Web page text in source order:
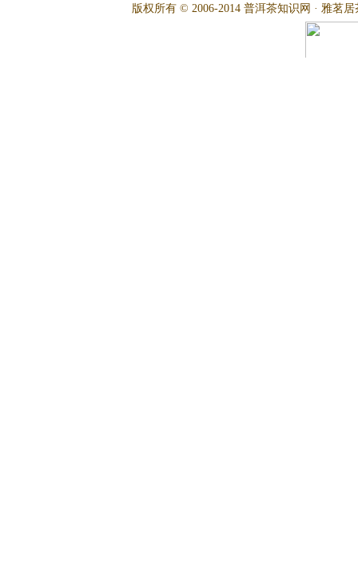
版权所有 © 2006-2014 普洱茶知识网 · 雅茗